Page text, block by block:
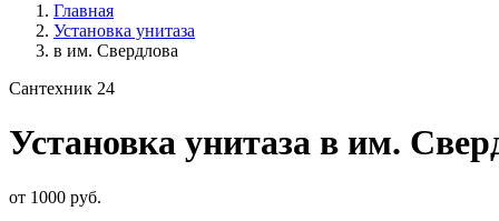
Главная
Установка унитаза
в им. Свердлова
Сантехник 24
Установка унитаза в им.
от 1000 руб.